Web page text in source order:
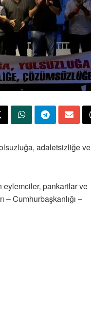
adaletsizliğe ve
eylemciler, pankartlar ve
– Cumhurbaşkanlığı –